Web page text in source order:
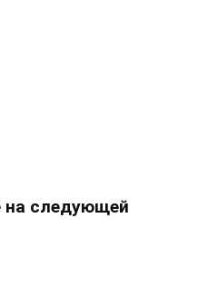
на следующей